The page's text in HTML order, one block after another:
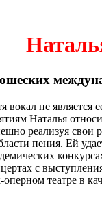
вокал не является
Наталья
реализуя свои
пения. Ей
с
оперном театре в